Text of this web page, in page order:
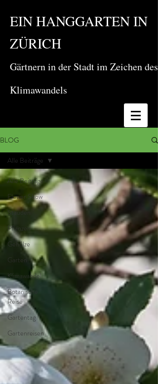
EIN HANGGARTEN IN
ZÜRICH
Gärtnern in der Stadt im Zeichen des
Klimawandels
BLOG
Alle Beiträge
Flower Show
Stauden
Pflanzen
Gehölze
Garten
Klimawandel
Botanische
Reise
Gartentag
Gartenreisen
Alle Beiträge